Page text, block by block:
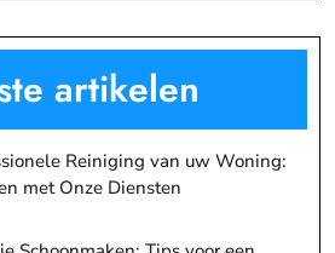
artikelen
Reiniging van uw Woning:
met Onze Diensten